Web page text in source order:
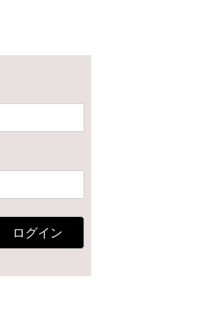
ログイン